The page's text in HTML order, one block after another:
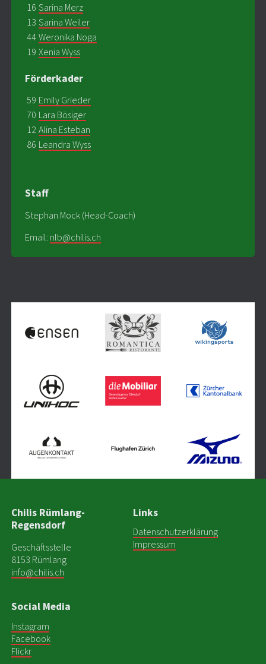
16 Sarina Merz
13 Sarina Weiler
44 Weronika Noga
19 Xenia Wyss
Förderkader
59 Emily Grieder
70 Lara Bösiger
12 Alina Esteban
86 Leandra Wyss
Staff
Stephan Mock (Head-Coach)
Email: nlb@chilis.ch
Chilis Rümlang-
Regensdorf
Geschäftsstelle
8153 Rümlang
info@chilis.ch
Links
Datenschutzerklärung
Impressum
Social Media
Instagram
Facebook
Flickr